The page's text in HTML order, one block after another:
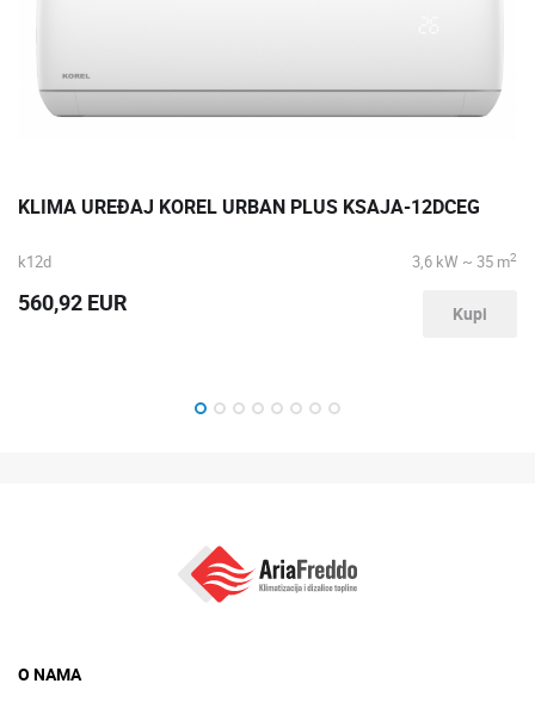
KLIMA UREĐAJ KOREL URBAN PLUS KSAJA-12DCEG
k12d 3,6 kW ~ 35 m2
560,92 EUR Kupi
O NAMA